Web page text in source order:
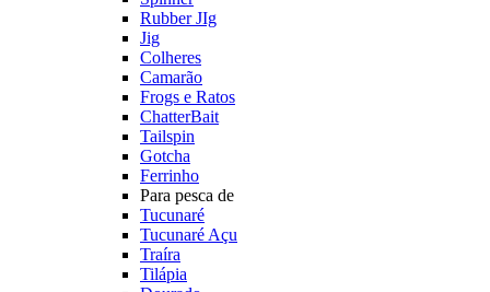
Rubber JIg
Jig
Colheres
Camarão
Frogs e Ratos
ChatterBait
Tailspin
Gotcha
Ferrinho
Para pesca de
Tucunaré
Tucunaré Açu
Traíra
Tilápia